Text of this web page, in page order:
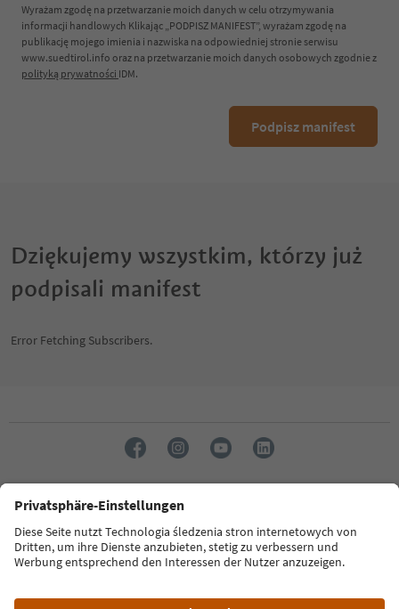
Wyrażam zgodę na przetwarzanie moich danych w celu otrzymywania
informacji handlowych Klikając „PODPISZ MANIFEST”, wyrażam zgodę na
publikację mojego imienia i nazwiska na odpowiedniej stronie serwisu
www.suedtirol.info oraz na przetwarzanie moich danych osobowych zgodnie z
polityką prywatności IDM.
Podpisz manifest
Dziękujemy wszystkim, którzy już
podpisali manifest
Error Fetching Subscribers.
Język: Polski
FAQ Kontakt Presse MICE Datenschutzerklärung
Zugänglichkeitserklärung